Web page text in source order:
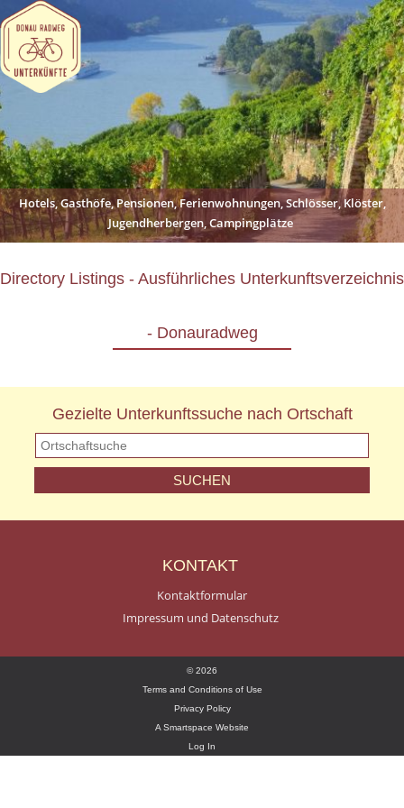
Hotels, Gasthöfe, Pensionen, Ferienwohnungen, Schlösser, Klöster,
Jugendherbergen, Campingplätze
Directory Listings - Ausführliches Unterkunftsverzeichnis
- Donauradweg
Gezielte Unterkunftssuche nach Ortschaft
KONTAKT
Kontaktformular
Impressum und Datenschutz
© 2026
Terms and Conditions of Use
Privacy Policy
A Smartspace Website
Log In